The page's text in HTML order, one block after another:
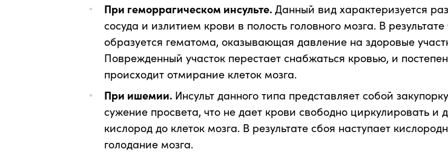
При геморрагическом инсульте. Данный вид характеризуется
сосуда и излитием крови в полость головного мозга. В результате
образуется гематома, оказывающая давление на здоровые
Поврежденный участок перестает снабжаться кровью, и
происходит отмирание клеток мозга.
При ишемии. Инсульт данного типа представляет собой
сужение просвета, что не дает крови свободно циркулировать и
кислород до клеток мозга. В результате сбоя наступает
голодание мозга.